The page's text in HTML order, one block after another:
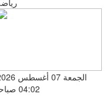
الجمعة 07
04:02 صباحاً